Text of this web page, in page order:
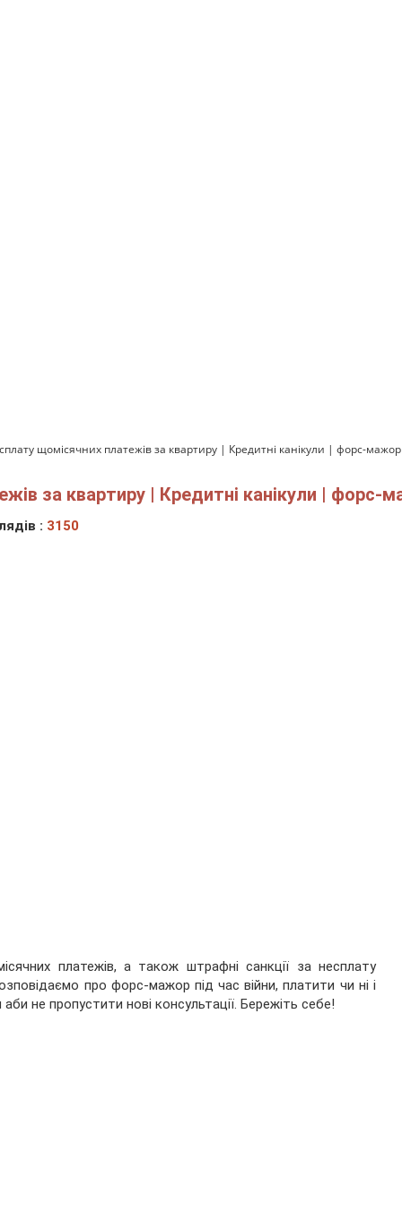
щомісячних платежів за квартиру | Кредитні канікули | форс-мажор
за квартиру | Кредитні канікули | форс-
: 3150
платежів, а також штрафні санкції за несплату
про форс-мажор під час війни, платити чи ні і
не пропустити нові консультації. Бережіть себе!